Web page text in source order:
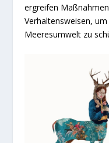
ergreifen
Verhaltensweisen,
Meeresumwelt zu